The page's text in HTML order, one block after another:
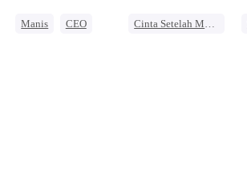
Manis
CEO
Cinta Setelah Menikah